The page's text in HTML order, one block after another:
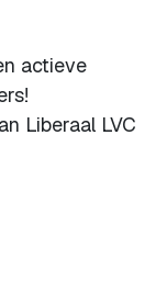
actieve
Liberaal LVC